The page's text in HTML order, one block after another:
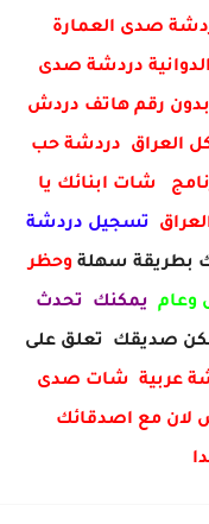
صدى العمارة
دردشة صدى
رقم هاتف دردش
العراق دردشة حب
شات ابنائك يا
تسجيل دردشة
بطريقة سهلة وحظر
وعام يمكنك تحدث
صديقك تعلق على
عربية شات صدى
لان مع اصدقائك